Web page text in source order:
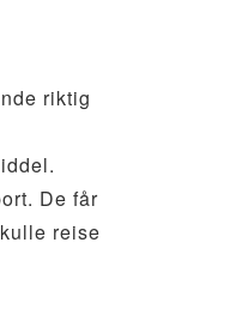
riktig
De får
reise